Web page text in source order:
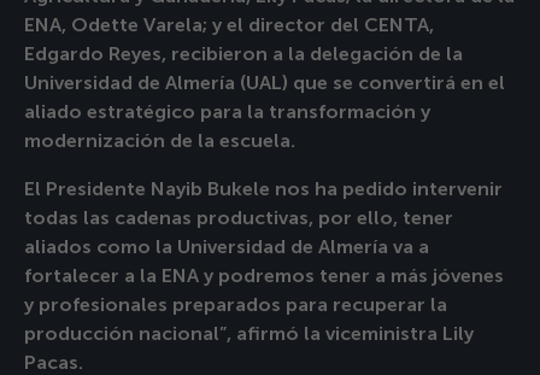
ENA, Odette Varela; y el director del CENTA,
Edgardo Reyes, recibieron a la delegación de la
Universidad de Almería (UAL) que se convertirá en el
aliado estratégico para la transformación y
modernización de la escuela.
El Presidente Nayib Bukele nos ha pedido intervenir
todas las cadenas productivas, por ello, tener
aliados como la Universidad de Almería va a
fortalecer a la ENA y podremos tener a más jóvenes
y profesionales preparados para recuperar la
producción nacional”, afirmó la viceministra Lily
Pacas.